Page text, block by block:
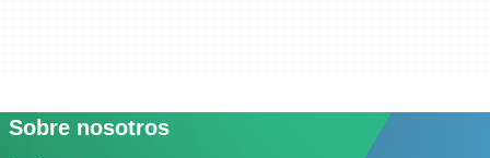
Sobre nosotros